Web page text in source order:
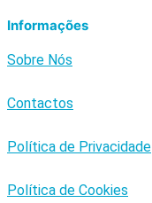
Informações
Sobre Nós
Contactos
Política de Privacidade
Política de Cookies